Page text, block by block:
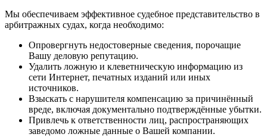
Мы обеспечиваем эффективное судебное представительство в
арбитражных судах, когда необходимо:
Опровергнуть недостоверные сведения, порочащие
Вашу деловую репутацию.
Удалить ложную и клеветническую информацию из
сети Интернет, печатных изданий или иных
источников.
Взыскать с нарушителя компенсацию за причинённый
вреде, включая документально подтверждённые убытки.
Привлечь к ответственности лиц, распространяющих
заведомо ложные данные о Вашей компании.